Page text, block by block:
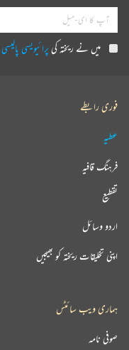
میں نے ریختہ کی پرائیویسی پالیسی
فوری رابطے
عطیہ
فرہنگ قافیہ
تقطیع
اردو وسائل
اپنی تخلیقات ریختہ کو بھیجیں
ہماری ویب سائٹس
صوفی نامہ